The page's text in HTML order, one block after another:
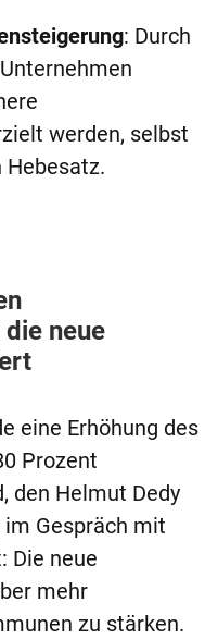
: Durch
werden, selbst
Hebesatz.
neue
eine Erhöhung des
Prozent
den Helmut Dedy
Gespräch mit
Die neue
mehr
zu stärken.